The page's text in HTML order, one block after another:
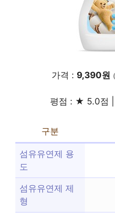
가격 : 9,390원
평점 : ★ 5.0점 |
구분
섬유유연제 용
도
섬유유연제 제
형